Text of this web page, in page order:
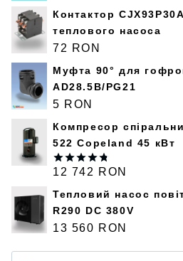
Контактор
теплового насоса
72 RON
Муфта 90° для
AD28.5B/PG21
5 RON
Компресор
522 Copeland 45 кВт
Оценка
12 742 RON
Тепловий насос
R290 DC 380V
13 560 RON